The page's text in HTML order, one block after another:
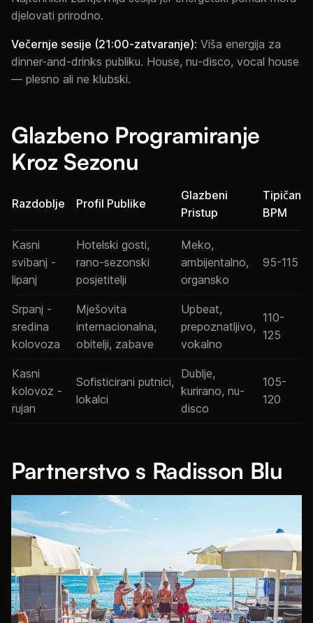
djelovati prirodno.
Večernje sesije (21:00-zatvaranje): Viša energija za
dinner-and-drinks publiku. House, nu-disco, vocal house
— plesno ali ne klubski.
Glazbeno Programiranje
Kroz Sezonu
Razdoblje Profil Publike
Glazbeni
Pristup
Tipičan
BPM
Kasni
svibanj -
lipanj
Hotelski gosti,
rano-sezonski
posjetitelji
Meko,
ambijentalno,
organsko
95-115
Srpanj -
sredina
kolovoza
Mješovita
internacionalna,
obitelji, zabave
Upbeat,
prepoznatljivo,
vokalno
110-
125
Kasni
kolovoz -
rujan
Sofisticirani putnici,
lokalci
Dublje,
kurirano, nu-
disco
105-
120
Partnerstvo s Radisson Blu